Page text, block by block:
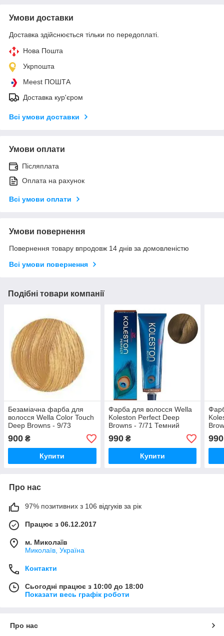
Умови доставки
Доставка здійснюється тільки по передоплаті.
Нова Пошта
Укрпошта
Meest ПОШТА
Доставка кур'єром
Всі умови доставки
Умови оплати
Післяплата
Оплата на рахунок
Всі умови оплати
Умови повернення
Повернення товару впродовж 14 днів за домовленістю
Всі умови повернення
Подібні товари компанії
Безаміачна фарба для
волосся Wella Color Touch
Deep Browns - 9/73
Яскравий блондин
коричнево-золотистий
900 ₴
Купити
Фарба для волосся Wella
Koleston Perfect Deep
Browns - 7/71 Темний
блондин коричнево-
попелястий
990₴
Купити
990
Про нас
97% позитивних з 106 відгуків за рік
Працює з 06.12.2017
м. Миколаїв
Миколаїв, Україна
Контакти
Сьогодні працює з 10:00 до 18:00
Показати весь графік роботи
Про нас